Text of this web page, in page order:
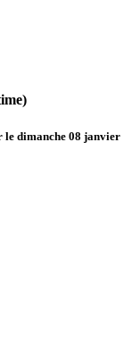
le dimanche 08 janvier